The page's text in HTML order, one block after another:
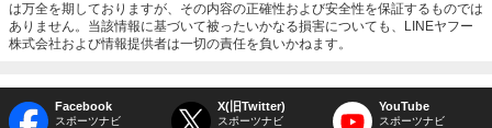
は万全を期しておりますが、その内容の正確性および安全性を保証するものでは
ありません。当該情報に基づいて被ったいかなる損害についても、LINEヤフー
株式会社および情報提供者は一切の責任を負いかねます。
Facebook
スポーツナビ
X(旧Twitter)
スポーツナビ
YouTube
スポーツナビ